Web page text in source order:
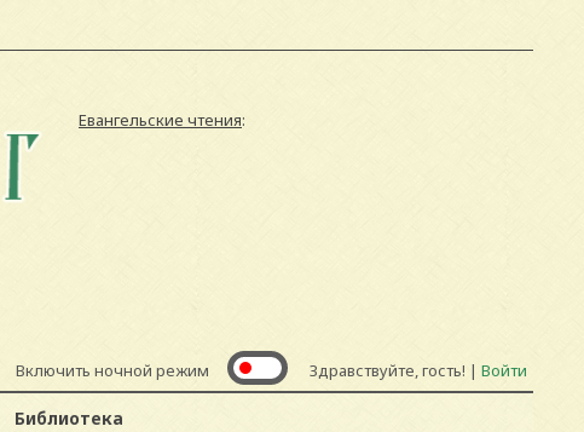
Евангельские чтения:
Включить ночной режим Здравствуйте, гость! | Войти
Библиотека